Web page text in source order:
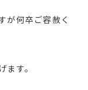
が何卒ご容赦く
す。